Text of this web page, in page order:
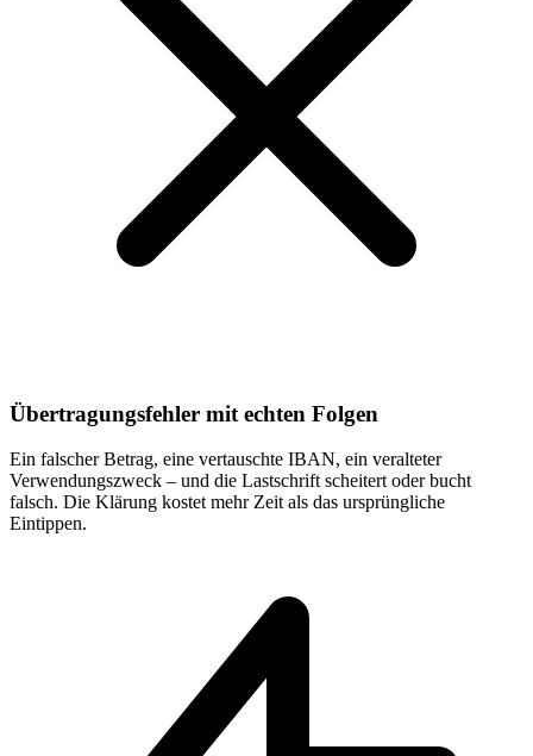
Übertragungsfehler mit echten Folgen
Ein falscher Betrag, eine vertauschte IBAN, ein veralteter
Verwendungszweck – und die Lastschrift scheitert oder bucht
falsch. Die Klärung kostet mehr Zeit als das ursprüngliche
Eintippen.